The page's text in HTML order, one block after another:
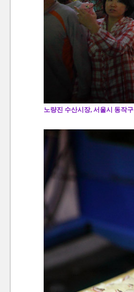
노량진 수산시장, 서울시 동작구